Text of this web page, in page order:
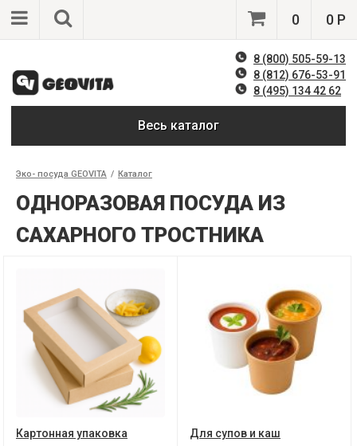
0 0 Р
8 (800) 505-59-13
8 (812) 676-53-91
8 (495) 134 42 62
Весь каталог
Эко- посуда GEOVITA / Каталог
ОДНОРАЗОВАЯ ПОСУДА ИЗ
САХАРНОГО ТРОСТНИКА
Картонная упаковка Для супов и каш